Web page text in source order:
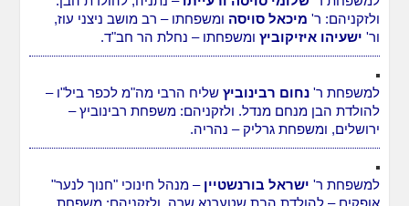
ולזקניהם: ר' מיכאל סויסה ומשפחתו – רב מושב ניצני עוז,
ור' ישעיהו איזיקוביץ ומשפחתו – נחלת הר חב"ד.
למשפחת ר' נחום רבינוביץ שליח הרבי מה"מ לכפר ביל"ו –
להולדת הבן מנחם מנדל. ולזקניהם: משפחת רבינוביץ –
ירושלים, ומשפחת גרליק – נהריה.
למשפחת ר' ישראל בורנשטיין – מנהל חינוכי "חנוך לנער"